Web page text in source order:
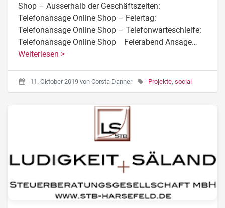
Shop – Ausserhalb der Geschäftszeiten:
Telefonansage Online Shop – Feiertag:
Telefonansage Online Shop – Telefonwarteschleife:
Telefonansage Online Shop Feierabend Ansage…
Weiterlesen >
11. Oktober 2019 von Corsta Danner Projekte, social